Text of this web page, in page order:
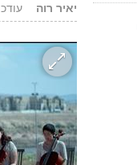
יאיר רוה עודכן: